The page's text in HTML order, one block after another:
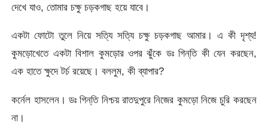
দেখে যাও, তোমার চক্ষু চড়কগাছ হয়ে যাবে।
একটা ফোটো তুলে নিয়ে সত্যি সত্যি চক্ষু চড়কগাছ আমার। এ কী দৃশ্য!
কুমড়োখেতে একটা বিশাল কুমড়োর ওপর ঝুঁকে ডঃ গিন্‌তি কী যেন করছেন,
এক হাতে ক্ষুদে টর্চ রয়েছে। বললুম, কী ব্যাপার?
কর্নেল হাসলেন। ডঃ গিন্‌তি নিশ্চয় রাতদুপুরে নিজের কুমড়ো নিজে চুরি করছেন
না।